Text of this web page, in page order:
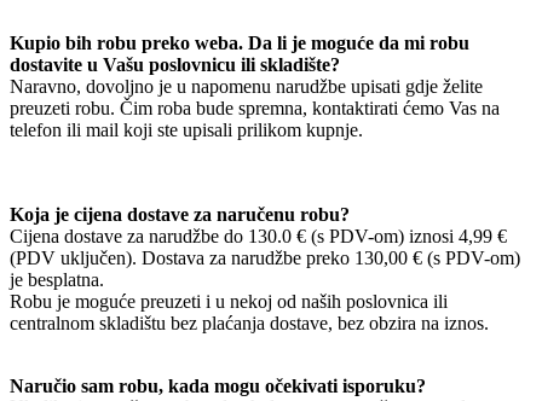
Kupio bih robu preko weba. Da li je moguće da mi robu
dostavite u Vašu poslovnicu ili skladište?
Naravno, dovoljno je u napomenu narudžbe upisati gdje želite
preuzeti robu. Čim roba bude spremna, kontaktirati ćemo Vas na
telefon ili mail koji ste upisali prilikom kupnje.
Koja je cijena dostave za naručenu robu?
Cijena dostave za narudžbe do 130.0 € (s PDV-om) iznosi 4,99 €
(PDV uključen). Dostava za narudžbe preko 130,00 € (s PDV-om)
je besplatna.
Robu je moguće preuzeti i u nekoj od naših poslovnica ili
centralnom skladištu bez plaćanja dostave, bez obzira na iznos.
Naručio sam robu, kada mogu očekivati isporuku?